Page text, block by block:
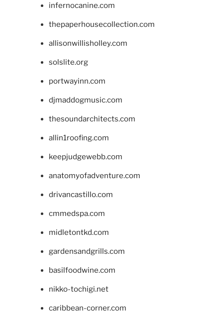
infernocanine.com
thepaperhousecollection.com
allisonwillisholley.com
solslite.org
portwayinn.com
djmaddogmusic.com
thesoundarchitects.com
allin1roofing.com
keepjudgewebb.com
anatomyofadventure.com
drivancastillo.com
cmmedspa.com
midletontkd.com
gardensandgrills.com
basilfoodwine.com
nikko-tochigi.net
caribbean-corner.com